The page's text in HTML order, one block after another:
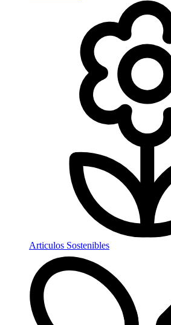
Articulos Sostenibles